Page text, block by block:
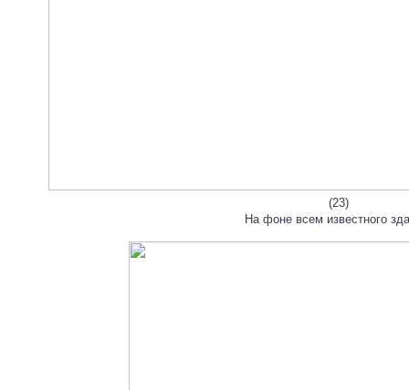
(23)
На фоне всем известного